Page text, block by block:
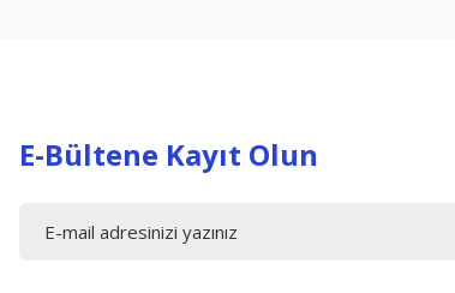
E-Bültene Kayıt Olun